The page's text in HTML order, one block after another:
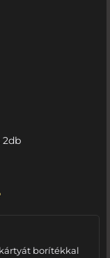
2db
borítékkal